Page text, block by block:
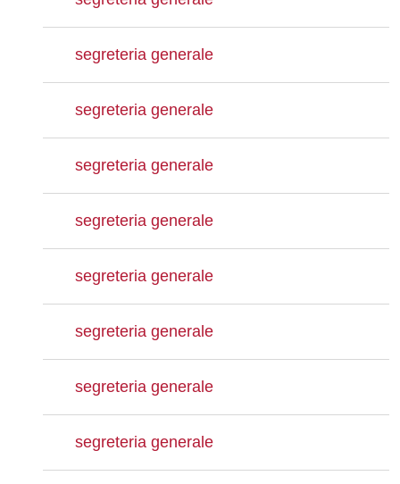
segreteria generale
segreteria generale
segreteria generale
segreteria generale
segreteria generale
segreteria generale
segreteria generale
segreteria generale